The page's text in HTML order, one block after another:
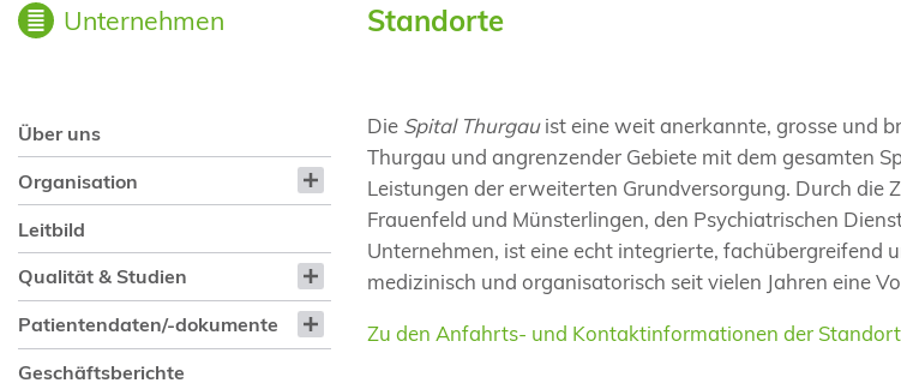
Unternehmen
Über uns
Organisation
Leitbild
Qualität & Studien
Patientendaten/-dokumente
Geschäftsberichte
Standorte
Die Spital Thurgauist eine weit anerkannte, grosse und
Thurgau und angrenzender Gebiete mit dem gesamten
Leistungen der erweiterten Grundversorgung. Durch
Frauenfeld und Münsterlingen, den Psychiatrischen
Unternehmen, ist eine echt integrierte, fachübergreifend
medizinisch und organisatorisch seit vielen Jahren eine
Zu den Anfahrts- und Kontaktinformationen der